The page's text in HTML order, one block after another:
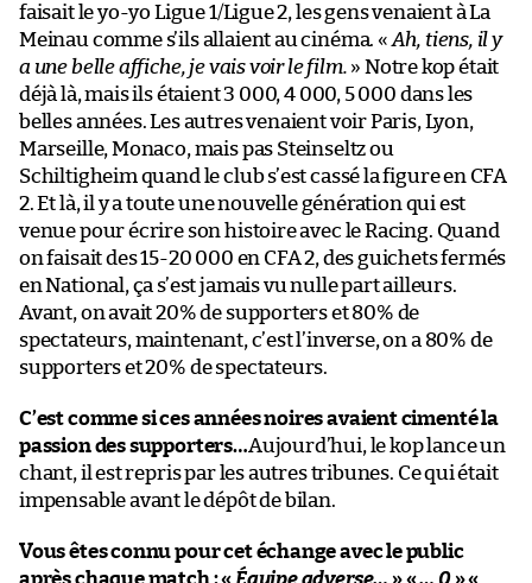
faisait le yo-yo Ligue 1/Ligue 2, les gens venaient à La
Meinau comme s’ils allaient au cinéma. « Ah, tiens, il y
a une belle affiche, je vais voir le film. » Notre kop était
déjà là, mais ils étaient 3 000, 4 000, 5 000 dans les
belles années. Les autres venaient voir Paris, Lyon,
Marseille, Monaco, mais pas Steinseltz ou
Schiltigheim quand le club s’est cassé la figure en CFA
2. Et là, il y a toute une nouvelle génération qui est
venue pour écrire son histoire avec le Racing. Quand
on faisait des 15-20 000 en CFA 2, des guichets fermés
en National, ça s’est jamais vu nulle part ailleurs.
Avant, on avait 20% de supporters et 80% de
spectateurs, maintenant, c’est l’inverse, on a 80% de
supporters et 20% de spectateurs.
C’est comme si ces années noires avaient cimenté la
passion des supporters…Aujourd’hui, le kop lance un
chant, il est repris par les autres tribunes. Ce qui était
impensable avant le dépôt de bilan.
Vous êtes connu pour cet échange avec le public
après chaque match : « Équipe adverse… » «… 0» «